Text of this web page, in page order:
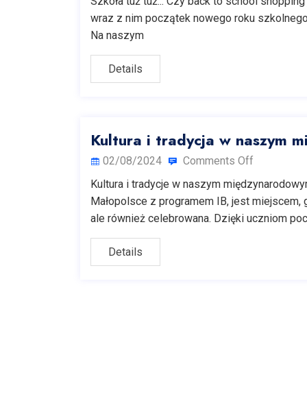
wraz z nim początek nowego roku
Na naszym
Details
Kultura i tradycja w naszym
02/08/2024
Comments Off
Kultura i tradycje w naszym
Małopolsce z programem IB, jest
ale również celebrowana. Dzięki uczniom
Details